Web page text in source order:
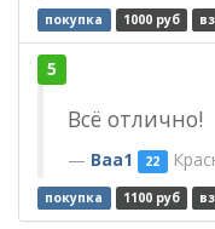
покупка 1000 руб
5
Всё отлично!
Baa1 22
покупка 1100 руб